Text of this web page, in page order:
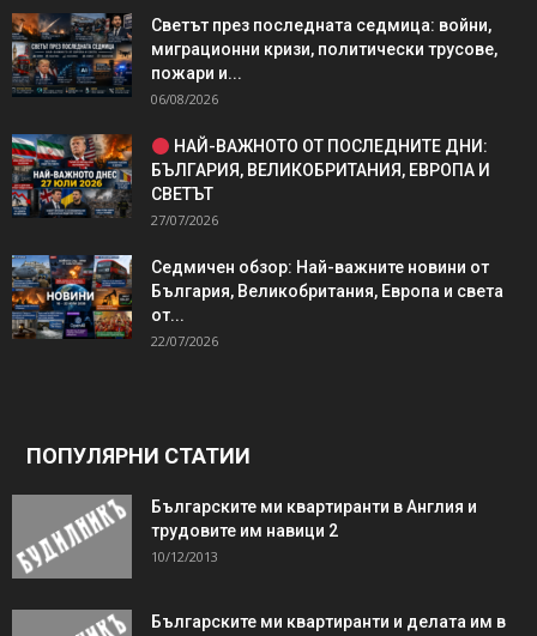
Светът през последната седмица: войни,
миграционни кризи, политически трусове,
пожари и...
06/08/2026
НАЙ-ВАЖНОТО ОТ ПОСЛЕДНИТЕ ДНИ:
БЪЛГАРИЯ, ВЕЛИКОБРИТАНИЯ, ЕВРОПА И
СВЕТЪТ
27/07/2026
Седмичен обзор: Най-важните новини от
България, Великобритания, Европа и света
от...
22/07/2026
ПОПУЛЯРНИ СТАТИИ
Българските ми квартиранти в Англия и
трудовите им навици 2
10/12/2013
Българските ми квартиранти и делата им в